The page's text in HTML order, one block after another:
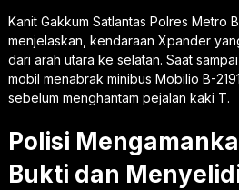
Kanit Gakkum Satlantas Polres Metro
menjelaskan, kendaraan Xpander
dari arah utara ke selatan. Saat
mobil menabrak minibus Mobilio B-
sebelum menghantam pejalan kaki T.
Polisi
Bukti dan